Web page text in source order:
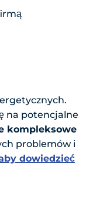
na potencjalne
kompleksowe
problemów i
dowiedzieć